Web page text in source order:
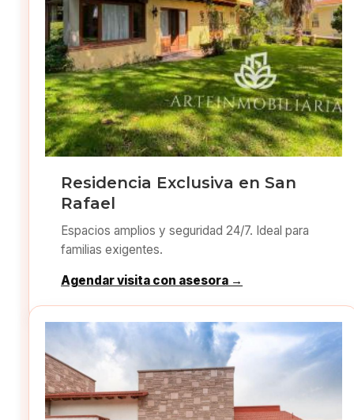
Residencia Exclusiva en San
Rafael
Espacios amplios y seguridad 24/7. Ideal para
familias exigentes.
Agendar visita con asesora →